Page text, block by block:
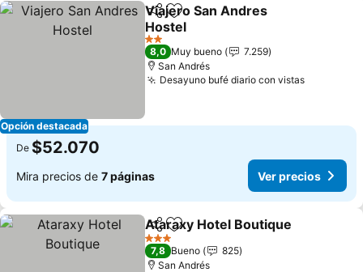
Opción destacada
CompartirAgregar a favoritos
Viajero San Andres
Hostel
2 Estrellas
8,0 Muy bueno
7.259
San Andrés
Desayuno bufé diario con vistas
De $52.070
Mira precios de 7 páginas Ver precios
CompartirAgregar a favoritos
Ataraxy Hotel Boutique
3 Estrellas
7,8 Bueno
825
San Andrés